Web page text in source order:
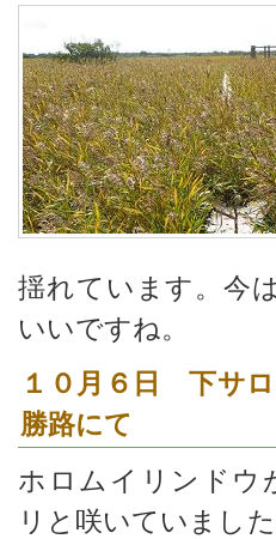
揺れています。今
いいですね。
１０月６日 下サ
勝路にて
ホロムイリンドウ
リと咲いていまし